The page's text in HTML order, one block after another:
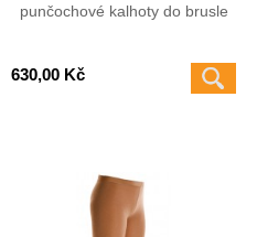
punčochové kalhoty do brusle
630,00 Kč